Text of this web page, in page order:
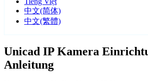
中文(简体)
中文(繁體)
Unicad IP Kamera
Anleitung